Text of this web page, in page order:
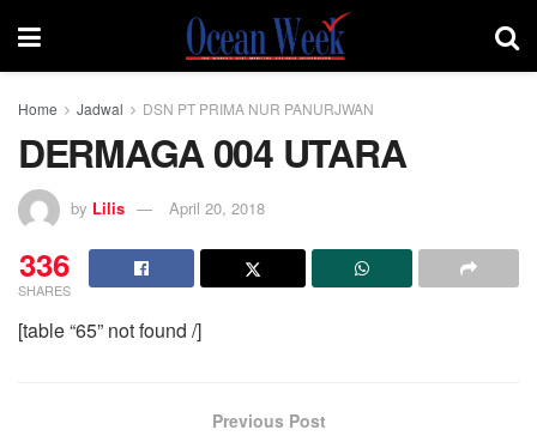
Home Jadwal DSN PT PRIMA NUR PANURJWAN
DERMAGA 004 UTARA
by Lilis April 20, 2018
336
SHARES
[table “65” not found /]
Previous Post